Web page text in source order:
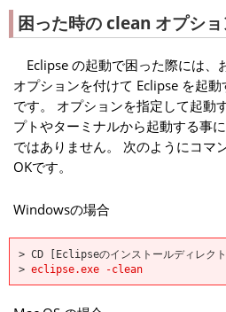
困った時の clean オプショ
Eclipse の起動で困った際には、
オプションを付けて Eclipse を起
です。 オプションを指定して起動
プトやターミナルから起動する事
ではありません。 次のようにコマ
OKです。
Windowsの場合
> CD [Eclipseのインストールディレク
> eclipse.exe -clean